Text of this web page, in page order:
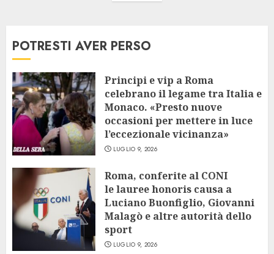
POTRESTI AVER PERSO
Principi e vip a Roma
celebrano il legame tra Italia e
Monaco. «Presto nuove
occasioni per mettere in luce
l’eccezionale vicinanza»
LUGLIO 9, 2026
Roma, conferite al CONI
le lauree honoris causa a
Luciano Buonfiglio, Giovanni
Malagò e altre autorità dello
sport
LUGLIO 9, 2026